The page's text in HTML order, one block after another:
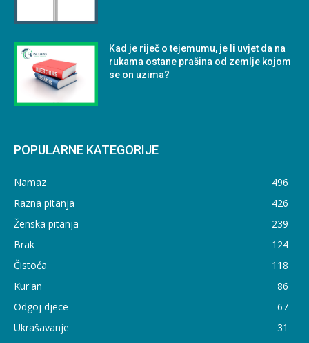
Kad je riječ o tejemumu, je li uvjet da na
rukama ostane prašina od zemlje kojom
se on uzima?
POPULARNE KATEGORIJE
Namaz
496
Razna pitanja
426
Ženska pitanja
239
Brak
124
Čistoća
118
Kur'an
86
Odgoj djece
67
Ukrašavanje
31